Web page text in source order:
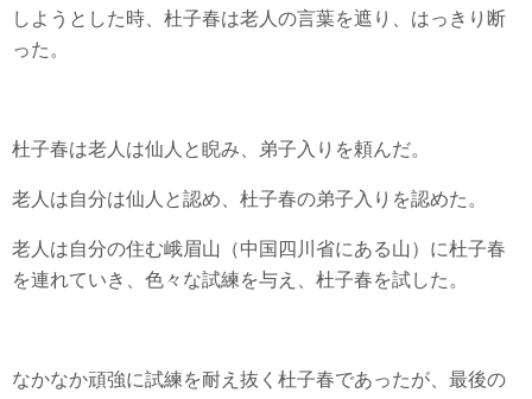
しようとした時、杜子春は老人の言葉を遮り、はっきり断
った。
杜子春は老人は仙人と睨み、弟子入りを頼んだ。
老人は自分は仙人と認め、杜子春の弟子入りを認めた。
老人は自分の住む峨眉山（中国四川省にある山）に杜子春
を連れていき、色々な試練を与え、杜子春を試した。
なかなか頑強に試練を耐え抜く杜子春であったが、最後の